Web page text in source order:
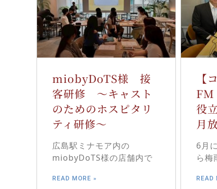
miobyDoTS様 接
客研修 ～キャスト
のためのホスピタリ
ティ研修～
広島駅ミナモア内の
miobyDoTS様の店舗内で
READ MORE »
【
FM
役
月
6月
ら梅
READ